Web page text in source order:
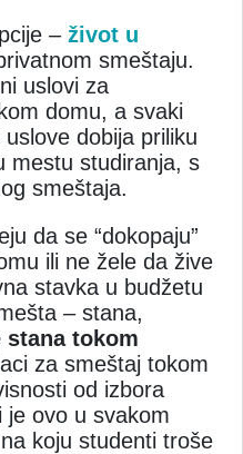
– život u
smeštaju.
uslovi za
domu, a svaki
dobija priliku
mestu studiranja, s
smeštaja.
da se “dokopaju”
ili ne žele da žive
stavka u budžetu
– stana,
tokom
za smeštaj tokom
od izbora
je ovo u svakom
koju studenti troše